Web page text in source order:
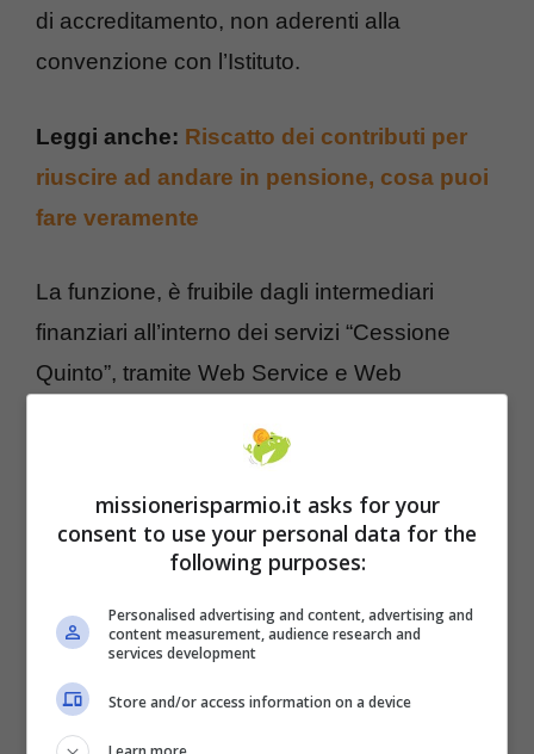
di accreditamento, non aderenti alla
convenzione con l’Istituto.
Leggi anche: Riscatto dei contributi per
riuscire ad andare in pensione, cosa puoi
fare veramente
La funzione, è fruibile dagli intermediari
finanziari all’interno dei servizi “Cessione
Quinto”, tramite Web Service e Web
società in regime di convenzionamento.
missionerisparmio.it asks for your
consent to use your personal data for the
following purposes:
Personalised advertising and content, advertising and
content measurement, audience research and
services development
Store and/or access information on a device